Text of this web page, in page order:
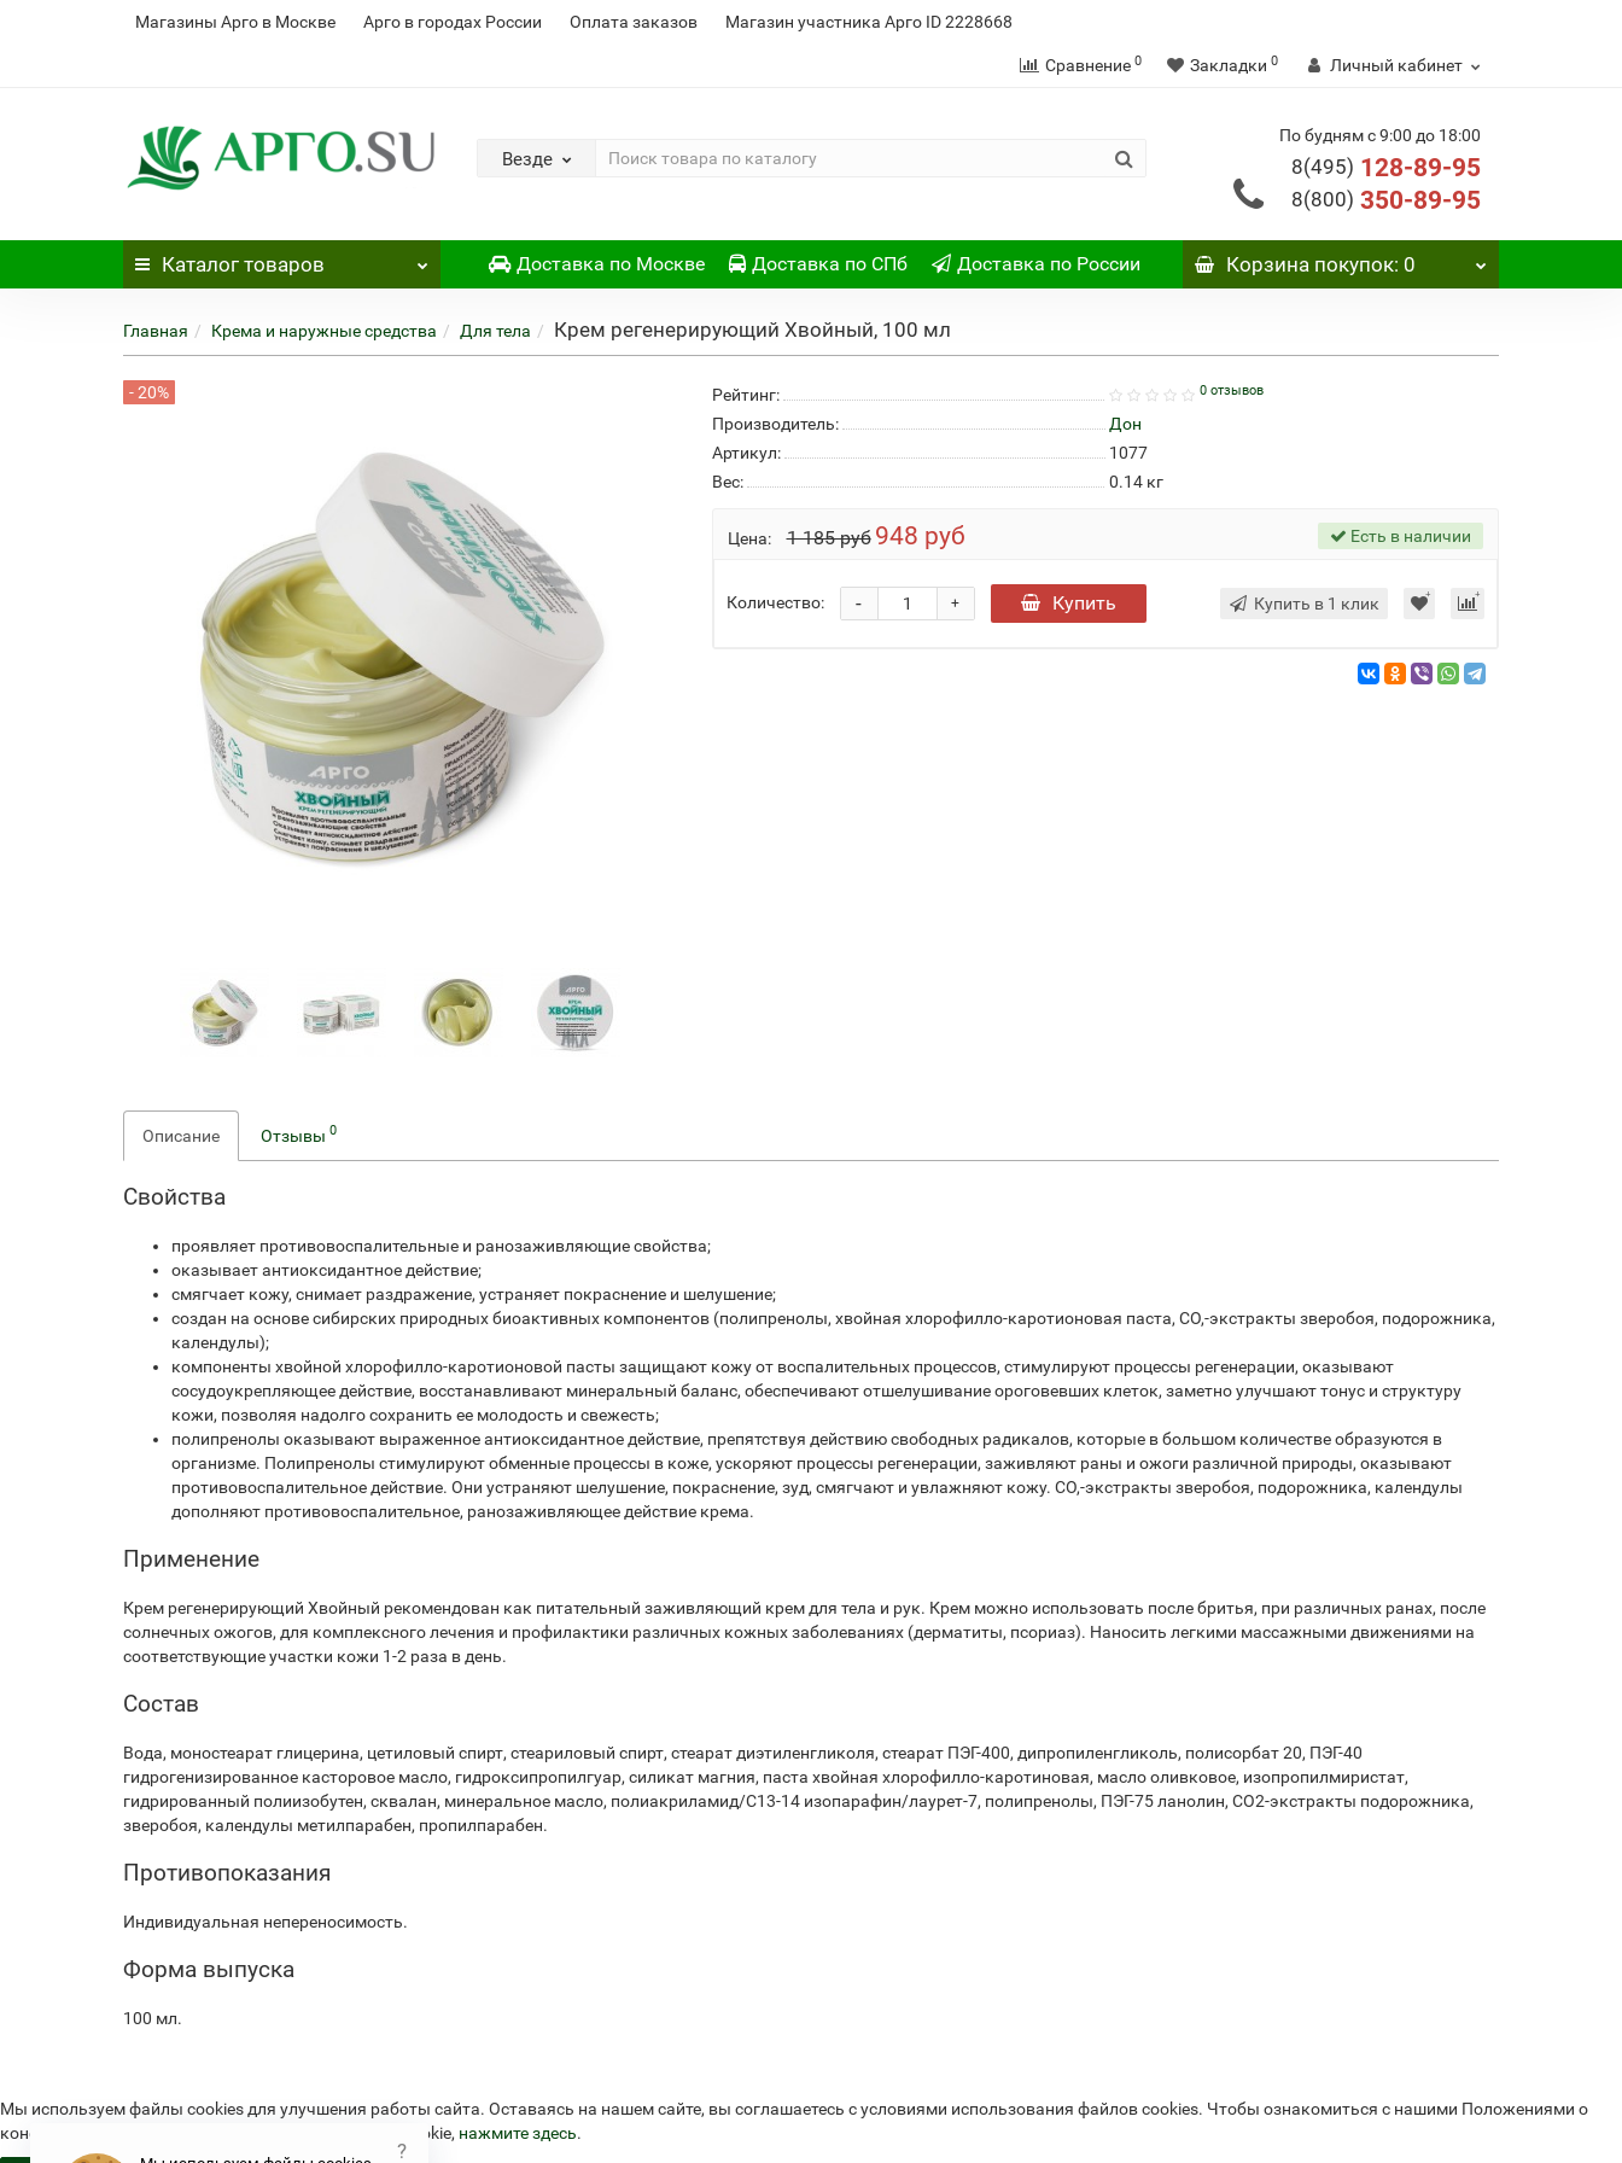
Магазины Арго в Москве Арго в городах России Оплата заказов Магазин участника Арго ID 2228668
Сравнение 0 Закладки 0 Личный кабинет
Везде
По будням с 9:00 до 18:00
8(495) 128-89-95
8(800) 350-89-95
Каталог товаров Доставка по Москве Доставка по СПб Доставка по России Корзинапокупок: 0
Главная Крема и наружные средства Для тела Крем регенерирующий Хвойный, 100 мл
- 20% Рейтинг: 0 отзывов
Производитель:
Дон
Артикул:
1077
Вес:
0.14кг
Цена: 1 185 руб 948 руб Есть в наличии
Количество: +
- Купить Купить в 1 клик
Описание Отзывы 0
Свойства
проявляет противовоспалительные и ранозаживляющие свойства;
оказывает антиоксидантное действие;
смягчает кожу, снимает раздражение, устраняет покраснение и шелушение;
создан на основе сибирских природных биоактивных компонентов (полипренолы, хвойная хлорофилло-каротионовая паста, СО,-экстракты зверобоя, подорожника,
календулы);
компоненты хвойной хлорофилло-каротионовой пасты защищают кожу от воспалительных процессов, стимулируют процессы регенерации, оказывают
сосудоукрепляющее действие, восстанавливают минеральный баланс, обеспечивают отшелушивание ороговевших клеток, заметно улучшают тонус и структуру
кожи, позволяя надолго сохранить ее молодость и свежесть;
полипренолы оказывают выраженное антиоксидантное действие, препятствуя действию свободных радикалов, которые в большом количестве образуются в
организме. Полипренолы стимулируют обменные процессы в коже, ускоряют процессы регенерации, заживляют раны и ожоги различной природы, оказывают
противовоспалительное действие. Они устраняют шелушение, покраснение, зуд, смягчают и увлажняют кожу. СО,-экстракты зверобоя, подорожника, календулы
дополняют противовоспалительное, ранозаживляющее действие крема.
Применение
Крем регенерирующий Хвойный рекомендован как питательный заживляющий крем для тела и рук. Крем можно использовать после бритья, при различных ранах, после
солнечных ожогов, для комплексного лечения и профилактики различных кожных заболеваниях (дерматиты, псориаз). Наносить легкими массажными движениями на
соответствующие участки кожи 1-2 раза в день.
Состав
Вода, моностеарат глицерина, цетиловый спирт, стеариловый спирт, стеарат диэтиленгликоля, стеарат ПЭГ-400, дипропиленгликоль, полисорбат 20, ПЭГ-40
гидрогенизированное касторовое масло, гидроксипропилгуар, силикат магния, паста хвойная хлорофилло-каротиновая, масло оливковое, изопропилмиристат,
гидрированный полиизобутен, сквалан, минеральное масло, полиакриламид/С13-14 изопарафин/лаурет-7, полипренолы, ПЭГ-75 ланолин, СО2-экстракты подорожника,
зверобоя, календулы метилпарабен, пропилпарабен.
Противопоказания
Индивидуальная непереносимость.
Форма выпуска
100 мл.
Мы используем файлы cookies для улучшения работы сайта. Оставаясь на нашем сайте, вы соглашаетесь с условиями использования файлов cookies. Чтобы ознакомиться с нашими Положениями о
конфиденциальности и об использовании файлов cookie, нажмите здесь.
?